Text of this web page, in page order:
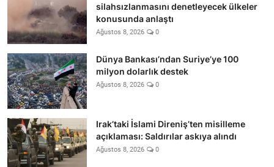
silahsızlanmasını denetleyecek ülkeler
konusunda anlaştı
Ağustos 8, 2026 0
Dünya Bankası’ndan Suriye’ye 100
milyon dolarlık destek
Ağustos 8, 2026 0
Irak’taki İslami Direniş’ten misilleme
açıklaması: Saldırılar askıya alındı
Ağustos 8, 2026 0